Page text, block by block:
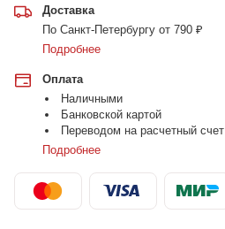
Доставка
По Санкт-Петербургу от 790 ₽
Подробнее
Оплата
Наличными
Банковской картой
Переводом на расчетный счет
Подробнее